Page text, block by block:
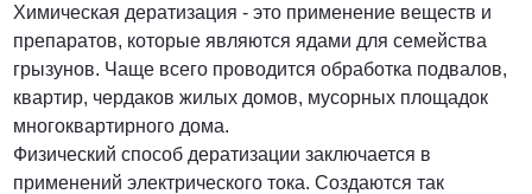
Химическая дератизация - это применение веществ и
препаратов, которые являются ядами для семейства
грызунов. Чаще всего проводится обработка подвалов,
квартир, чердаков жилых домов, мусорных площадок
многоквартирного дома.
Физический способ дератизации заключается в
применений электрического тока. Создаются так